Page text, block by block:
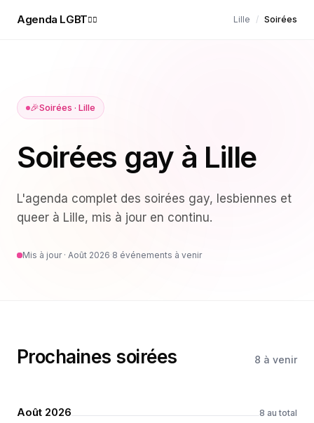
Agenda LGBT🏳️‍🌈 Lille / Soirées
🎉Soirées · Lille
Soirées gay à Lille
L'agenda complet des soirées gay, lesbiennes et
queer à Lille, mis à jour en continu.
Mis à jour · Août 2026·8 événements à venir
Prochaines soirées 8 à venir
Août 2026 8 au total